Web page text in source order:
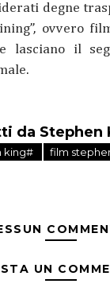
degne
ovvero
lasciano il
da Stephen
king# film
UN